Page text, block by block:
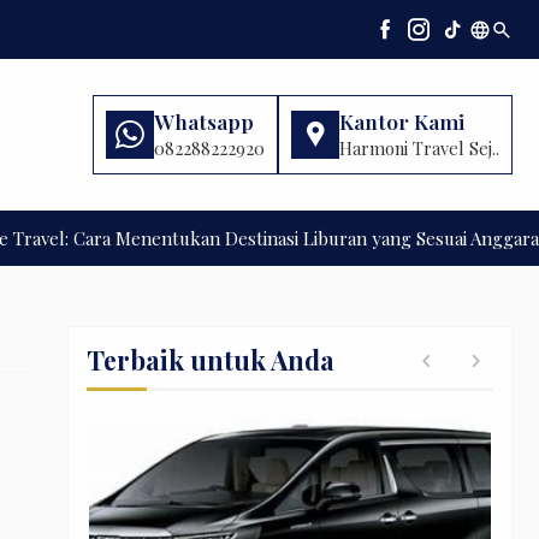
languagesearch
Whatsapp
082288222920
Kantor Kami
Harmoni Travel Sej..
Cara Menentukan Destinasi Liburan yang Sesuai Anggaran
Terbaik untuk Anda